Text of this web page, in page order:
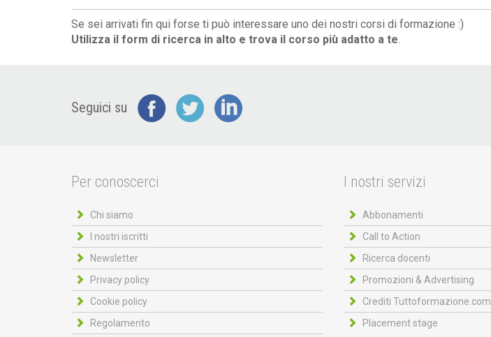
Se sei arrivati fin qui forse ti può interessare uno dei nostri corsi di formazione :)
Utilizza il form di ricerca in alto e trova il corso più adatto a te.
Seguici su
Per conoscerci
Chi siamo
I nostri iscritti
Newsletter
Privacy policy
Cookie policy
Regolamento
I nostri servizi
Abbonamenti
Call to Action
Ricerca docenti
Promozioni & Advertising
Crediti Tuttoformazione.com
Placement stage